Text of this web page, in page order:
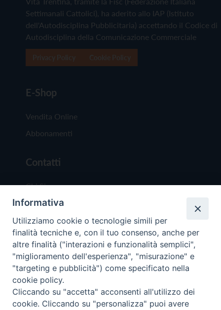
Settimanali Cattolici), ha aderito allo IAP (Istituto
dell'Autodisciplina Pubblicitaria) accettando il Codice di
Autodisciplina della Comunicazione Commerciale
E-Shop
Vendita Online
Abbonamenti
Contatti
Chi Siamo
Redazione
Scrivici
Copyright © 2019 - Tutti i diritti riservati - Vita
Trentina Editrice
Informativa
Utilizziamo cookie o tecnologie simili per
finalità tecniche e, con il tuo consenso, anche per
altre finalità ("interazioni e funzionalità semplici",
"miglioramento dell'esperienza", "misurazione" e
"targeting e pubblicità") come specificato nella
cookie policy.
Cliccando su "accetta" acconsenti all'utilizzo dei
cookie. Cliccando su "personalizza" puoi avere